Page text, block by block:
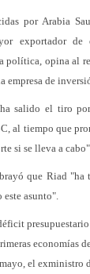
por Arabia
exportador
política, opina al
empresa de
salido el tiro
al tiempo que
si se lleva a
que Riad "ha
este asunto".
economías
el exministro